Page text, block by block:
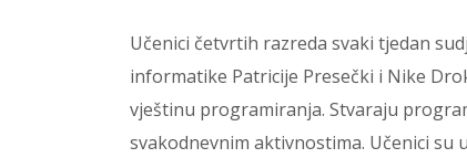
Učenici četvrtih razreda svaki tjedan
informatike Patricije Presečki i Nike
vještinu programiranja. Stvaraju
svakodnevnim aktivnostima. Učenici su